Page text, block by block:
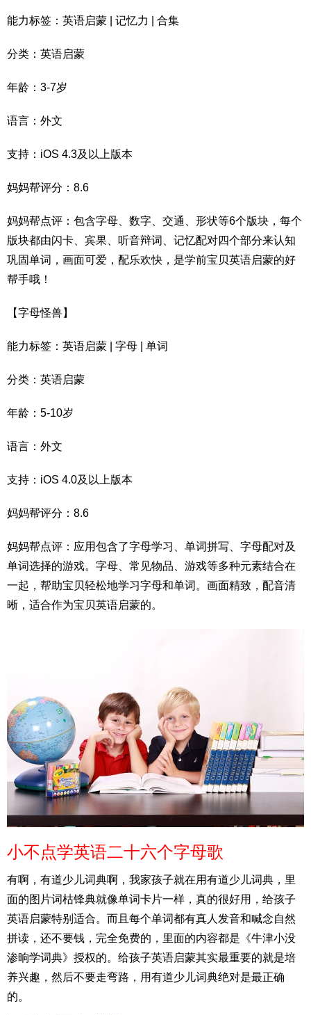
能力标签：英语启蒙 | 记忆力 | 合集
分类：英语启蒙
年龄：3-7岁
语言：外文
支持：iOS 4.3及以上版本
妈妈帮评分：8.6
妈妈帮点评：包含字母、数字、交通、形状等6个版块，每个
版块都由闪卡、宾果、听音辩词、记忆配对四个部分来认知
巩固单词，画面可爱，配乐欢快，是学前宝贝英语启蒙的好
帮手哦！
【字母怪兽】
能力标签：英语启蒙 | 字母 | 单词
分类：英语启蒙
年龄：5-10岁
语言：外文
支持：iOS 4.0及以上版本
妈妈帮评分：8.6
妈妈帮点评：应用包含了字母学习、单词拼写、字母配对及
单词选择的游戏。字母、常见物品、游戏等多种元素结合在
一起，帮助宝贝轻松地学习字母和单词。画面精致，配音清
晰，适合作为宝贝英语启蒙的。
小不点学英语二十六个字母歌
有啊，有道少儿词典啊，我家孩子就在用有道少儿词典，里
面的图片词枯锋典就像单词卡片一样，真的很好用，给孩子
英语启蒙特别适合。而且每个单词都有真人发音和喊念自然
拼读，还不要钱，完全免费的，里面的内容都是《牛津小没
渗晌学词典》授权的。给孩子英语启蒙其实最重要的就是培
养兴趣，然后不要走弯路，用有道少儿词典绝对是最正确
的。